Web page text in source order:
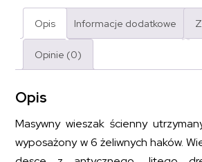
Opis Informacje dodatkowe
Opinie (0)
Opis
Masywny wieszak ścienny
wyposażony w 6 żeliwnych haków.